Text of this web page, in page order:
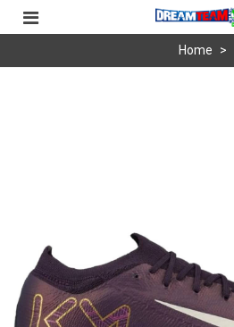
Home >